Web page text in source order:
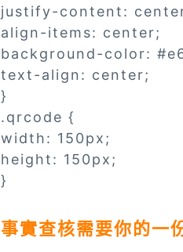
justify-content:
align-items: center;
background-color:
text-align: center;
}
.qrcode {
width: 150px;
height: 150px;
}
事實查核需要你的一